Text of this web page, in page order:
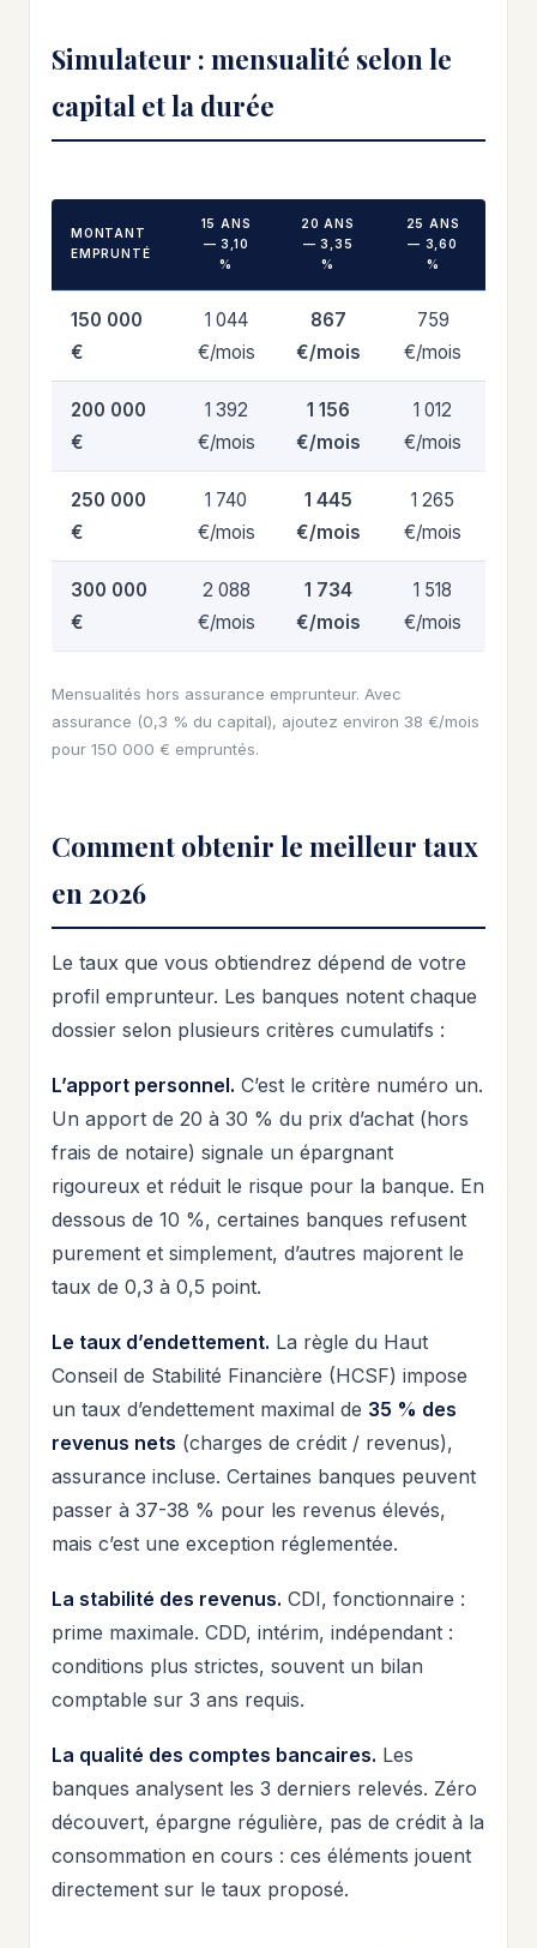
Simulateur : mensualité selon le
capital et la durée
MONTANT
EMPRUNTÉ
15 ANS
— 3,10
%
20 ANS
— 3,35
%
25 ANS
— 3,60
%
150 000
€
1 044
€/mois
867
€/mois
759
€/mois
200 000
€
1 392
€/mois
1 156
€/mois
1 012
€/mois
250 000
€
1 740
€/mois
1 445
€/mois
1 265
€/mois
300 000
€
2 088
€/mois
1 734
€/mois
1 518
€/mois
Mensualités hors assurance emprunteur. Avec
assurance (0,3 % du capital), ajoutez environ 38 €/mois
pour 150 000 € empruntés.
Comment obtenir le meilleur taux
en 2026
Le taux que vous obtiendrez dépend de votre
profil emprunteur. Les banques notent chaque
dossier selon plusieurs critères cumulatifs :
L’apport personnel. C’est le critère numéro un.
Un apport de 20 à 30 % du prix d’achat (hors
frais de notaire) signale un épargnant
rigoureux et réduit le risque pour la banque. En
dessous de 10 %, certaines banques refusent
purement et simplement, d’autres majorent le
taux de 0,3 à 0,5 point.
Le taux d’endettement. La règle du Haut
Conseil de Stabilité Financière (HCSF) impose
un taux d’endettement maximal de 35 % des
revenus nets (charges de crédit / revenus),
assurance incluse. Certaines banques peuvent
passer à 37-38 % pour les revenus élevés,
mais c’est une exception réglementée.
La stabilité des revenus. CDI, fonctionnaire :
prime maximale. CDD, intérim, indépendant :
conditions plus strictes, souvent un bilan
comptable sur 3 ans requis.
La qualité des comptes bancaires. Les
banques analysent les 3 derniers relevés. Zéro
découvert, épargne régulière, pas de crédit à la
consommation en cours : ces éléments jouent
directement sur le taux proposé.